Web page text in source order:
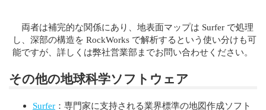
両者は補完的な関係にあり、地表面マップは Surfer で処理
し、深部の構造を RockWorks で解析するという使い分けも可
能ですが、詳しくは弊社営業部までお問い合わせください。
その他の地球科学ソフトウェア
Surfer ：専門家に支持される業界標準の地図作成ソフト